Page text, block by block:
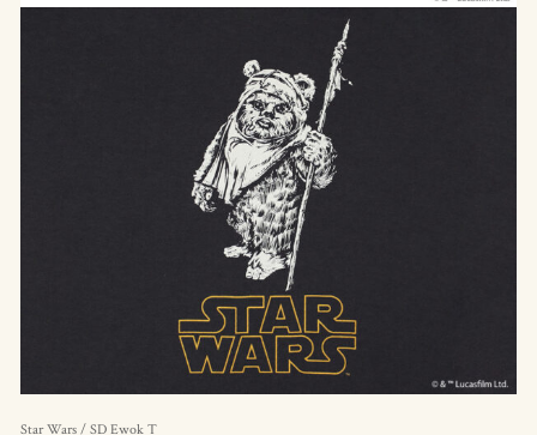
Star Wars / SD Ewok T